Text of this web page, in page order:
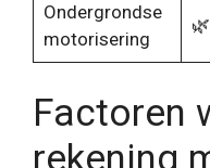
Ondergrondse
motorisering
Factoren
rekening